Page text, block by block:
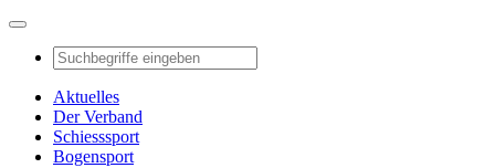
Aktuelles
Der Verband
Schiesssport
Bogensport